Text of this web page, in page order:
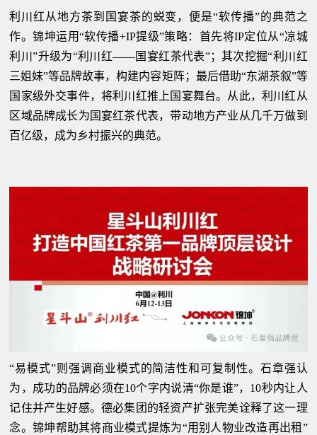
利川红从地方茶到国宴茶的蜕变，便是“软传播”的典范之
作。锦坤运用“软传播+IP提级”策略：首先将IP定位从“凉城
利川”升级为“利川红——国宴红茶代表”；其次挖掘“利川红
三姐妹”等品牌故事，构建内容矩阵；最后借助“东湖茶叙”等
国家级外交事件，将利川红推上国宴舞台。从此，利川红从
区域品牌成长为国宴红茶代表，带动地方产业从几千万做到
百亿级，成为乡村振兴的典范。
“易模式”则强调商业模式的简洁性和可复制性。石章强认
为，成功的品牌必须在10个字内说清“你是谁”，10秒内让人
记住并产生好感。德必集团的轻资产扩张完美诠释了这一理
念。锦坤帮助其将商业模式提炼为“用别人物业改造再出租”